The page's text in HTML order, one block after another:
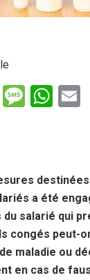
Li
M
g
e
W
A
p
p
a été
salarié qui
congés peut-
maladie ou
en cas de